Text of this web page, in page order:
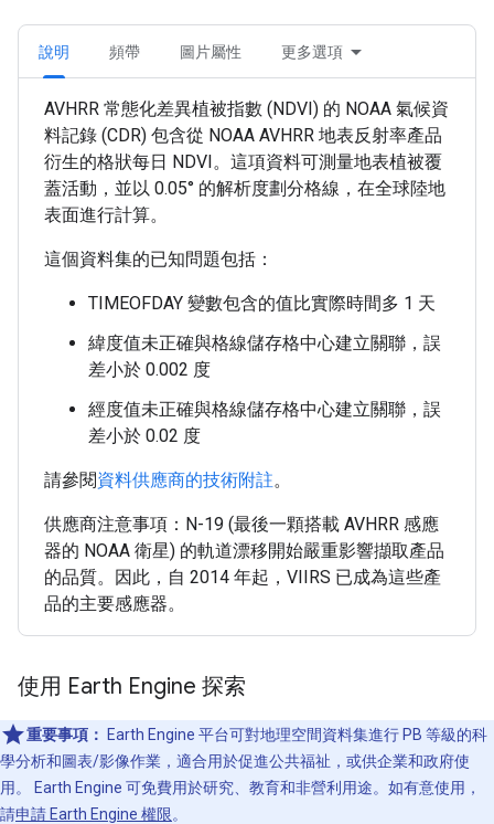
說明 頻帶 圖片屬性 更多選項
AVHRR 常態化差異植被指數 (NDVI) 的 NOAA 氣候資
料記錄 (CDR) 包含從 NOAA AVHRR 地表反射率產品
衍生的格狀每日 NDVI。這項資料可測量地表植被覆
蓋活動，並以 0.05° 的解析度劃分格線，在全球陸地
表面進行計算。
這個資料集的已知問題包括：
TIMEOFDAY 變數包含的值比實際時間多 1 天
緯度值未正確與格線儲存格中心建立關聯，誤
差小於 0.002 度
經度值未正確與格線儲存格中心建立關聯，誤
差小於 0.02 度
請參閱資料供應商的技術附註。
供應商注意事項：N-19 (最後一顆搭載 AVHRR 感應
器的 NOAA 衛星) 的軌道漂移開始嚴重影響擷取產品
的品質。因此，自 2014 年起，VIIRS 已成為這些產
品的主要感應器。
使用 Earth Engine 探索
重要事項：
Earth Engine 平台可對地理空間資料集進行 PB 等級的科
學分析和圖表/影像作業，適合用於促進公共福祉，或供企業和政府使
用。 Earth Engine 可免費用於研究、教育和非營利用途。如有意使用，
請申請 Earth Engine 權限。